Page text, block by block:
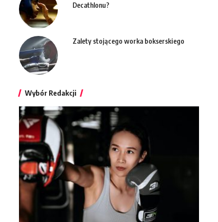
Decathlonu?
Zalety stojącego worka bokserskiego
Wybór Redakcji